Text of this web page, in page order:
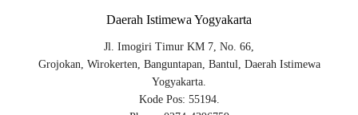
Daerah Istimewa Yogyakarta
Jl. Imogiri Timur KM 7, No. 66,
Grojokan, Wirokerten, Banguntapan, Bantul, Daerah Istimewa
Yogyakarta.
Kode Pos: 55194.